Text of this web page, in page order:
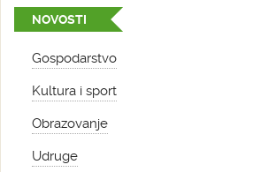
NOVOSTI
Gospodarstvo
Kultura i sport
Obrazovanje
Udruge